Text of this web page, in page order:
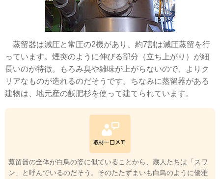
蒸留器は減圧と常圧の2機があり、約7割は減圧蒸留を行
っています。煙突のように伸びる部分（立ち上がり）が細
長いのが特徴。もろみ臭や雑味が上がらないので、よりク
リアなものが造れるのだそうです。ちなみに蒸留器がある
建物は、地元産の飫肥杉を使って建てられています。
蒸留器の全体が白鳥の姿に似ていることから、蔵人たちは「スワ
ン」と呼んでいるのだそう。そのたたずまいも白鳥のように優雅